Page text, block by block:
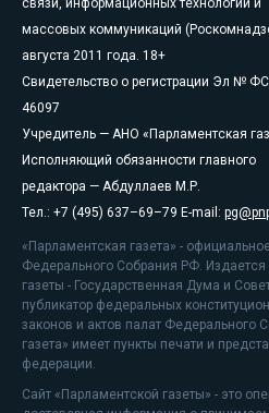
связи, информационных технологий и
массовых коммуникаций
августа 2011 года. 18+
Свидетельство о регистрации Эл №
46097
Учредитель — АНО «Парламентская
Исполняющий обязанности главного
редактора — Абдуллаев М.Р.
Тел.: +7 (495) 637–69–79 E-mail:
«Парламентская газета» -
Федерального Собрания РФ. Издается
газеты - Государственная Дума и
публикатор федеральных
законов и актов палат Федерального
газета» имеет пункты печати и
федерации.
Сайт «Парламентской газеты» - это